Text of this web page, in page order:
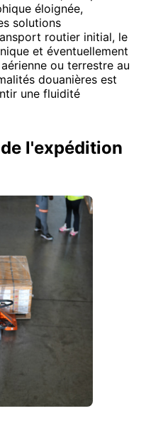
éloignée,
solutions
routier initial, le
et éventuellement
ou terrestre au
douanières est
une fluidité
l'expédition